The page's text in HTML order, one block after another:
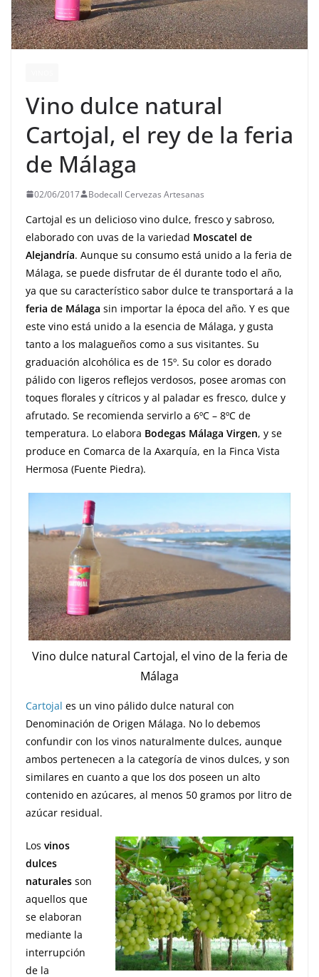
Vino dulce natural
Cartojal, el rey de la feria
de Málaga
02/06/2017 Bodecall Cervezas Artesanas
Cartojal es un delicioso vino dulce, fresco y sabroso,
elaborado con uvas de la variedad Moscatel de
Alejandría. Aunque su consumo está unido a la feria de
Málaga, se puede disfrutar de él durante todo el año,
ya que su característico sabor dulce te transportará a la
feria de Málaga sin importar la época del año. Y es que
este vino está unido a la esencia de Málaga, y gusta
tanto a los malagueños como a sus visitantes. Su
graduación alcohólica es de 15º. Su color es dorado
pálido con ligeros reflejos verdosos, posee aromas con
toques florales y cítricos y al paladar es fresco, dulce y
afrutado. Se recomienda servirlo a 6ºC – 8ºC de
temperatura. Lo elabora Bodegas Málaga Virgen, y se
produce en Comarca de la Axarquía, en la Finca Vista
Hermosa (Fuente Piedra).
Vino dulce natural Cartojal, el vino de la feria de
Málaga
Cartojal es un vino pálido dulce natural con
Denominación de Origen Málaga. No lo debemos
confundir con los vinos naturalmente dulces, aunque
ambos pertenecen a la categoría de vinos dulces, y son
similares en cuanto a que los dos poseen un alto
contenido en azúcares, al menos 50 gramos por litro de
azúcar residual.
Los vinos
dulces
naturales son
aquellos que
se elaboran
mediante la
interrupción
de la